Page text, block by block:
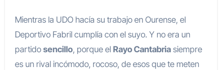
Mientras la UDO hacía su trabajo en Ourense, el
Deportivo Fabril cumplía con el suyo. Y no era un
partido sencillo, porque el Rayo Cantabriasiempre
es un rival incómodo, rocoso, de esos que te meten